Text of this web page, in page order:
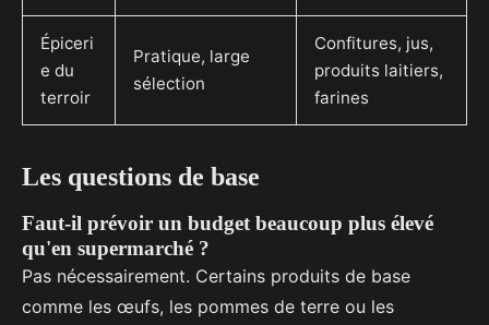
Épiceri
e du
terroir
Pratique, large
sélection
Confitures, jus,
produits laitiers,
farines
Les questions de base
Faut-il prévoir un budget beaucoup plus élevé
qu'en supermarché ?
Pas nécessairement. Certains produits de base
comme les œufs, les pommes de terre ou les